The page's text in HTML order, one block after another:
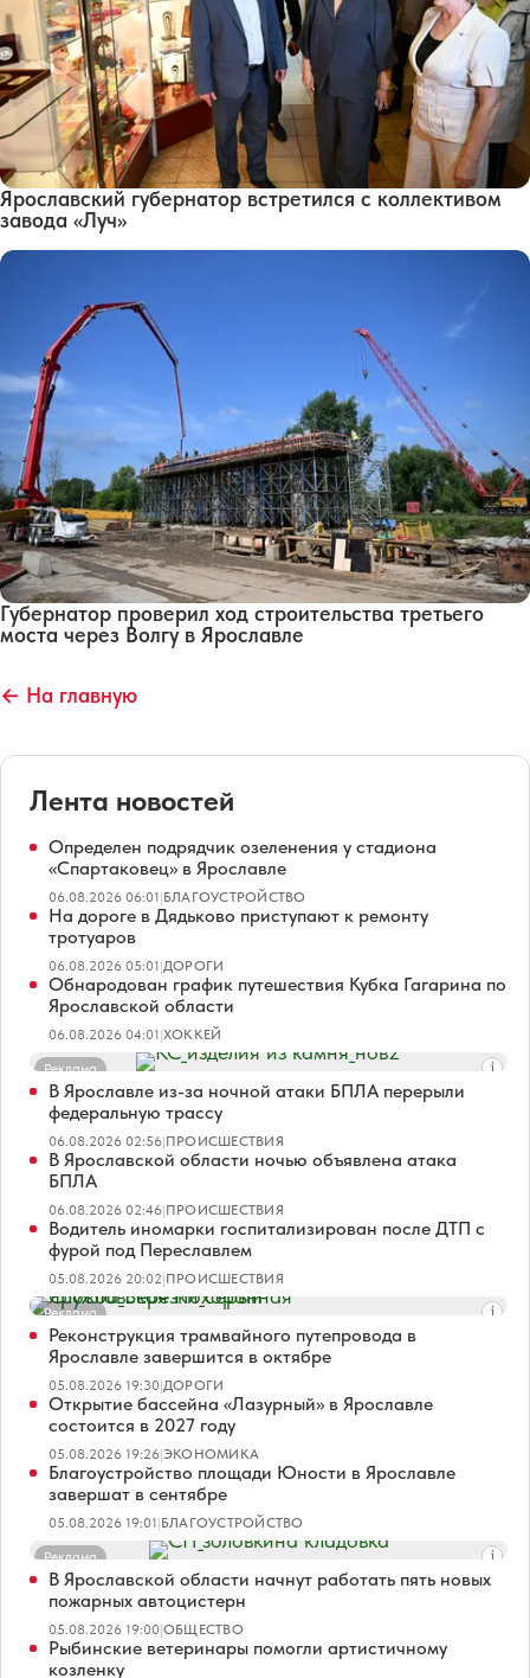
Ярославский губернатор встретился с коллективом
завода «Луч»
Губернатор проверил ход строительства третьего
моста через Волгу в Ярославле
← На главную
Лента новостей
Определен подрядчик озеленения у стадиона
«Спартаковец» в Ярославле
06.08.2026 06:01|БЛАГОУСТРОЙСТВО
На дороге в Дядьково приступают к ремонту
тротуаров
06.08.2026 05:01|ДОРОГИ
Обнародован график путешествия Кубка Гагарина по
Ярославской области
06.08.2026 04:01|ХОККЕЙ
Реклама
В Ярославле из-за ночной атаки БПЛА перерыли
федеральную трассу
06.08.2026 02:56|ПРОИСШЕСТВИЯ
В Ярославской области ночью объявлена атака
БПЛА
06.08.2026 02:46|ПРОИСШЕСТВИЯ
Водитель иномарки госпитализирован после ДТП с
фурой под Переславлем
05.08.2026 20:02|ПРОИСШЕСТВИЯ
Реклама
Реконструкция трамвайного путепровода в
Ярославле завершится в октябре
05.08.2026 19:30|ДОРОГИ
Открытие бассейна «Лазурный» в Ярославле
состоится в 2027 году
05.08.2026 19:26|ЭКОНОМИКА
Благоустройство площади Юности в Ярославле
завершат в сентябре
05.08.2026 19:01|БЛАГОУСТРОЙСТВО
Реклама
В Ярославской области начнут работать пять новых
пожарных автоцистерн
05.08.2026 19:00|ОБЩЕСТВО
Рыбинские ветеринары помогли артистичному
козленку